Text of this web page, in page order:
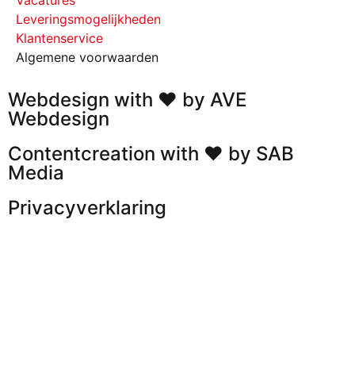
Leveringsmogelijkheden
Klantenservice
Algemene voorwaarden
Webdesign with ❤ by AVE
Webdesign
Contentcreation with ❤ by SAB
Media
Privacyverklaring